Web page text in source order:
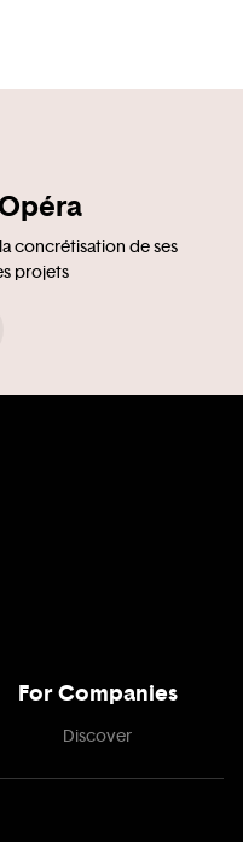
concrétisation de ses
projets
For Companies
Discover